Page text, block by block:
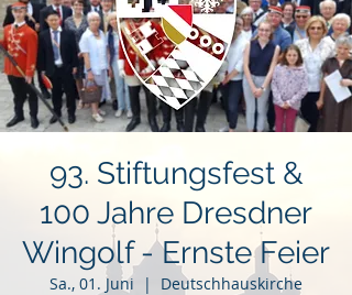
93. Stiftungsfest &
100 Jahre Dresdner
Wingolf - Ernste Feier
Sa., 01. Juni
  |
Deutschhauskirche